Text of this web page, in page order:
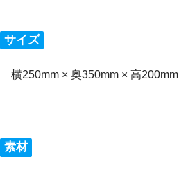
サイズ
横250mm × 奥350mm × 高200mm
素材